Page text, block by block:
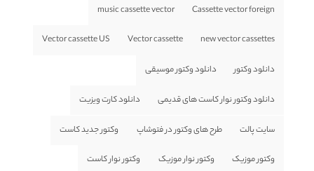
Cassette vector foreign
music cassette vector
new vector cassettes
Vector cassette
Vector cassette US
دانلود وکتور دانلود وکتور موسیقی
دانلود وکتور نوار کاست های قدیمی دانلود کارت ویزیت
سایت پالت طرح های وکتور در فتوشاپ وکتور جدید کاست
وکتور موزیک وکتور نوار موزیک وکتور نوار کاست